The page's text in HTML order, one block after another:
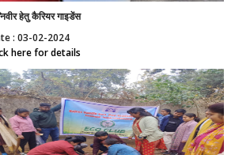
हेतु कैरियर गाइडेंस
: 03-02-2024
here for details